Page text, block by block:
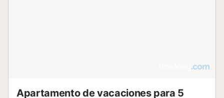
Apartamento de vacaciones para 5